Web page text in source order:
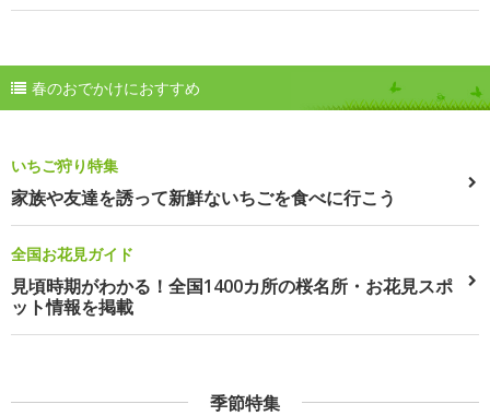
春のおでかけにおすすめ
いちご狩り特集
家族や友達を誘って新鮮ないちごを食べに行こう
全国お花見ガイド
見頃時期がわかる！全国1400カ所の桜名所・お花見スポ
ット情報を掲載
季節特集